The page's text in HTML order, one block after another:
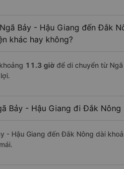
Bảy - Hậu Giang đến Đắk
khác hay không?
11.3 giờ để di chuyển từ
Bảy - Hậu Giang đi Đắk Nông
- Hậu Giang đến Đắk Nông dài